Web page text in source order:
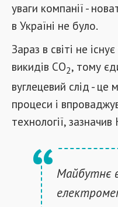
уваги компанії -
в Україні не було.
Зараз в світі не
викидів СО2, тому
вуглецевий слід - це
процеси і
технології,
Майбутнє